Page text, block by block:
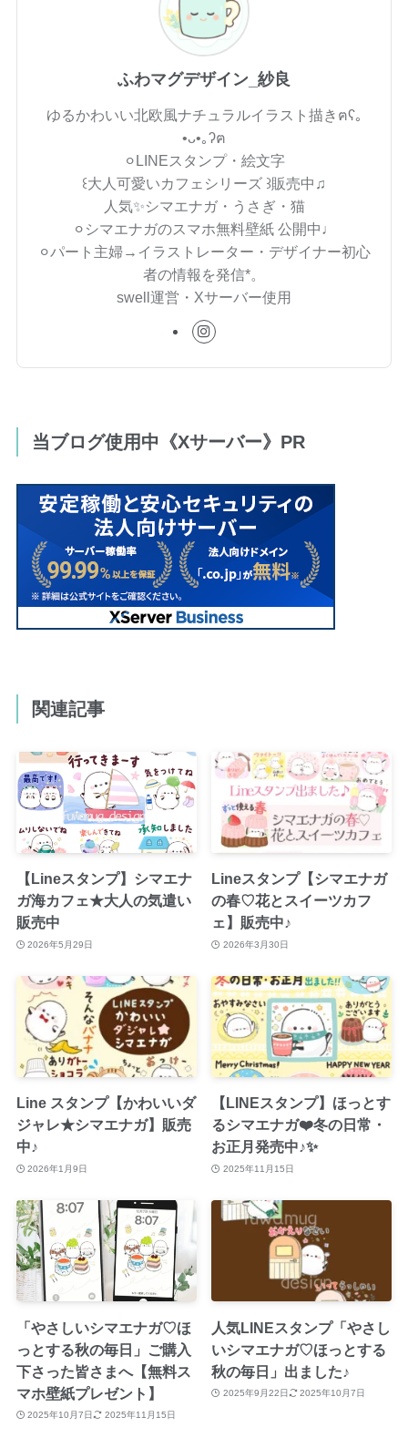
ふわマグデザイン_紗良
ゆるかわいい北欧風ナチュラルイラスト描きฅʕ｡
•ᴗ•｡ʔฅ
⚪︎LINEスタンプ・絵文字
꒰大人可愛いカフェシリーズ ꒱販売中♫
人気✨シマエナガ・うさぎ・猫
⚪︎シマエナガのスマホ無料壁紙 公開中♩
⚪︎パート主婦→イラストレーター・デザイナー初心
者の情報を発信*。
swell運営・Xサーバー使用
当ブログ使用中《Xサーバー》PR
関連記事
【Lineスタンプ】シマエナ
ガ海カフェ★大人の気遣い
販売中
2026年5月29日
Lineスタンプ【シマエナガ
の春♡花とスイーツカフ
ェ】販売中♪
2026年3月30日
Line スタンプ【かわいいダ
ジャレ★シマエナガ】販売
中♪
2026年1月9日
【LINEスタンプ】ほっとす
るシマエナガ❤️冬の日常・
お正月発売中♪✨
2025年11月15日
「やさしいシマエナガ♡ほ
っとする秋の毎日」ご購入
下さった皆さまへ【無料ス
マホ壁紙プレゼント】
2025年10月7日 2025年11月15日
人気LINEスタンプ「やさし
いシマエナガ♡ほっとする
秋の毎日」出ました♪
2025年9月22日 2025年10月7日